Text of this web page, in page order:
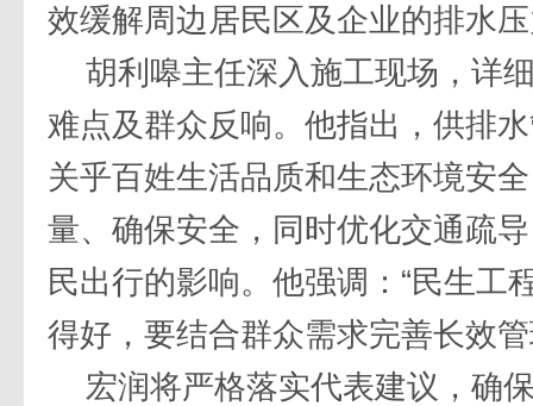
效缓解周边居民区及企业的排水
胡利嗥主任深入施工现场，详
难点及群众反响。他指出，供排
关乎百姓生活品质和生态环境安
量、确保安全，同时优化交通疏
民出行的影响。他强调：“民生工
得好，要结合群众需求完善长效
宏润将严格落实代表建议，确